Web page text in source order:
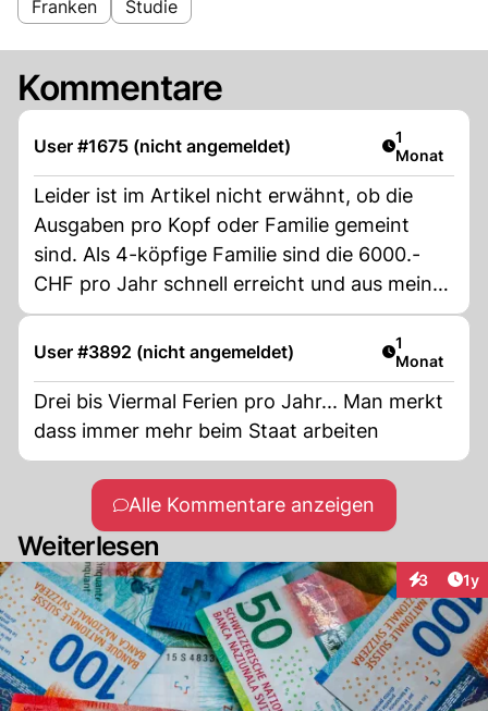
Franken Studie
Kommentare
User #1675 (nicht angemeldet) Artikel
1
Monat
Leider ist im Artikel nicht erwähnt, ob die
Ausgaben pro Kopf oder Familie gemeint
sind. Als 4-köpfige Familie sind die 6000.-
CHF pro Jahr schnell erreicht und aus meiner
sicht nicht sonderlich viel. Mit 24000 CHF für
die 4 Personen wiederum würden natürlich
User #3892 (nicht angemeldet) Artikel
1
Monat
Drei bis Viermal Ferien pro Jahr... Man merkt
dass immer mehr beim Staat arbeiten
Alle Kommentare anzeigen
Weiterlesen
3 1y